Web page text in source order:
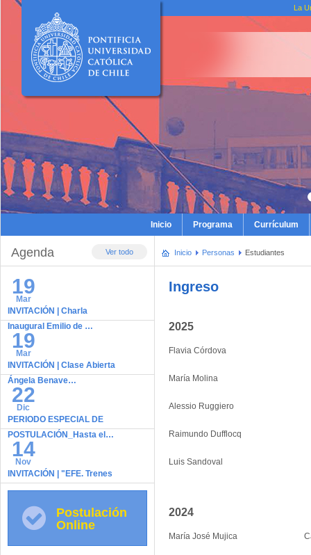
La
Inicio Programa Currículum
Ver todo
Agenda
19
Mar
INVITACIÓN | Charla
Inaugural Emilio de …
19
Mar
INVITACIÓN | Clase Abierta
Ángela Benave…
22
Dic
PERIODO ESPECIAL DE
POSTULACIÓN_Hasta el…
14
Nov
INVITACIÓN | "EFE. Trenes
de Chile…
Postulación
Online
Inicio Personas Estudiantes
Ingreso
2025
Flavia Córdova
María Molina
Alessio Ruggiero
Raimundo Dufflocq
Luis Sandoval
2024
María José Mujica